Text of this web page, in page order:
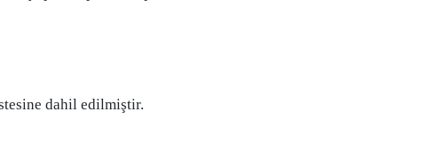
dahil edilmiştir.